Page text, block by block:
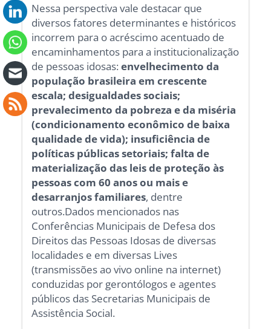
Nessa perspectiva vale destacar que
diversos fatores determinantes e históricos
incorrem para o acréscimo acentuado de
encaminhamentos para a institucionalização
de pessoas idosas:envelhecimento da
população brasileira em crescente
escala; desigualdades sociais;
prevalecimento da pobreza e da miséria
(condicionamento econômico de baixa
qualidade de vida); insuficiência de
políticas públicas setoriais; falta de
materialização das leis de proteção às
pessoas com 60 anos ou mais e
desarranjos familiares, dentre
outros.Dados mencionados nas
Conferências Municipais de Defesa dos
Direitos das Pessoas Idosas de diversas
localidades e em diversas Lives
(transmissões ao vivo online na internet)
conduzidas por gerontólogos e agentes
públicos das Secretarias Municipais de
Assistência Social.